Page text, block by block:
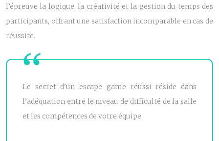
l’épreuve la logique, la créativité et la gestion du temps des
participants, offrant une satisfaction incomparable en cas de
réussite.
Le secret d’un escape game réussi réside dans
l’adéquation entre le niveau de difficulté de la salle
et les compétences de votre équipe.